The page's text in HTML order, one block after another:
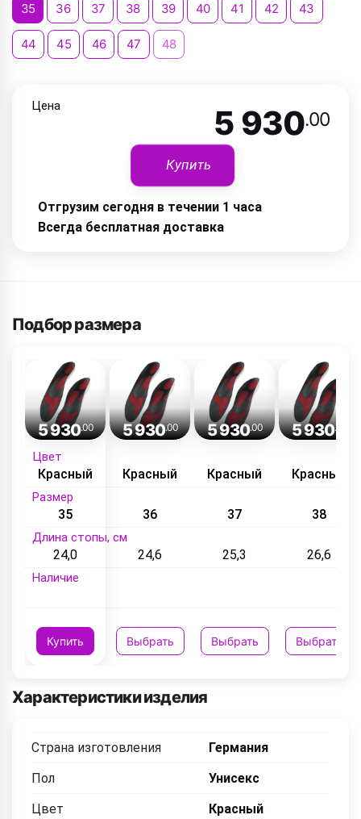
35 36 37 38 39 40 41 42 43
44 45 46 47 48
Цена 5 930.00
Купить
Отгрузим сегодня в течении 1 часа
Всегда бесплатная доставка
Подбор размера
Цвет
Размер
Длина стопы, см
Наличие
5 930.00
Красный
35
24,0
Купить
5 930.00
Красный
36
24,6
Выбрать
5 930.00
Красный
37
25,3
Выбрать
5 930.00
Красный
38
26,6
Выбрать
Характеристики изделия
Страна изготовления
Германия
Пол
Унисекс
Цвет
Красный